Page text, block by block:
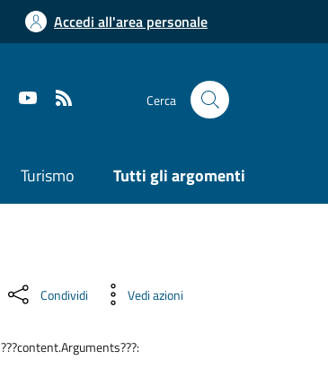
Accedi all'area personale
Cerca
Turismo Tutti gli argomenti
Condividi Vedi azioni
???content.Arguments???: